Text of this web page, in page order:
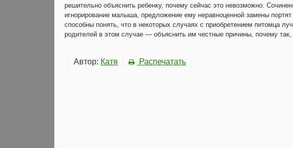
решительно объяснить ребенку, почему сейчас это невозможно.
игнорирование малыша, предложение ему неравноценной замены
способны понять, что в некоторых случаях с приобретением питомца
родителей в этом случае — объяснить им честные причины, почему так,
Автор: Катя Распечатать